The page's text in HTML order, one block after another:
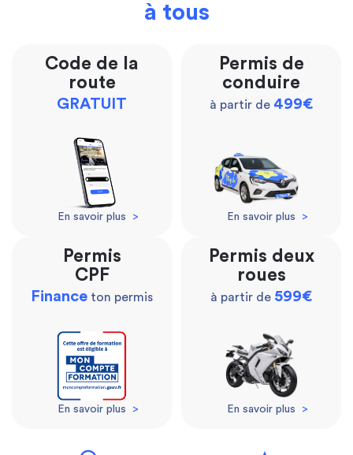
à tous
Code de la
route
GRATUIT
En savoir plus >
Permis de
conduire
à partir de 499€
En savoir plus >
Permis
CPF
Finance ton permis
En savoir plus >
Permis deux
roues
à partir de 599€
En savoir plus >